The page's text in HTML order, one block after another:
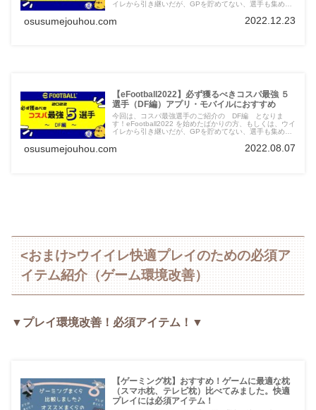
イレから引き継いだが、GPを貯めてない、選手も集めて
5名 選びました。GPはあまり持っていないけど、戦力
を増強したい！という方には参考になるかと思います。無
osusumejouhou.com 2022.12.23
【eFootball2022】必ず獲るべきコスパ最強 ５
選手（DF編）アプリ・モバイルにおすすめ
今回は、コスパ最強選手のご紹介の DF編 となりま
す！eFootball2022 を始めたばかりの方、もしくは、ウイ
イレから引き継いだが、GPを貯めてない、選手も集めて
手を 5名 選びました。GPはあまり持っていないけ
osusumejouhou.com 2022.08.07
<おまけ>ウイイレ快適プレイのための必須ア
イテム紹介（ゲーム環境改善）
▼プレイ環境改善！必須アイテム！▼
【ゲーミング枕】おすすめ！ゲームに最適な枕
（スマホ枕、テレビ枕）比べてみました。快適
プレイには必須アイテム！